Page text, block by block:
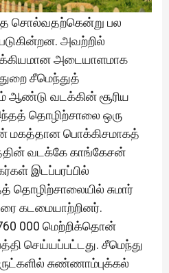
சொல்வதற்கென்று பல
அவற்றில்
அடையாளமாக
சீமெந்துத்
ஆண்டு வடக்கின் சூரிய
தொழிற்சாலை ஒரு
மகத்தான பொக்கிசமாகத்
வடக்கே காங்கேசன்
இடப்பரப்பில்
சுமார்
கடமையாற்றினர்.
000 மெற்றிக்தொன்
செய்யப்பட்டது. சீமெந்து
சுண்ணாம்புக்கல்